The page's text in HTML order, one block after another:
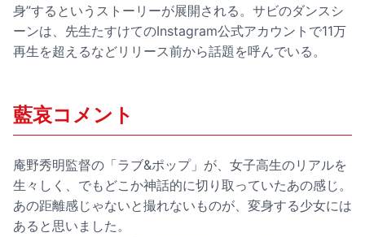
身”するというストーリーが展開される。サビのダンスシ
ーンは、先生たすけてのInstagram公式アカウントで11万
再生を超えるなどリリース前から話題を呼んでいる。
藍哀コメント
庵野秀明監督の「ラブ&ポップ」が、女子高生のリアルを
生々しく、でもどこか神話的に切り取っていたあの感じ。
あの距離感じゃないと撮れないものが、変身する少女には
あると思いました。